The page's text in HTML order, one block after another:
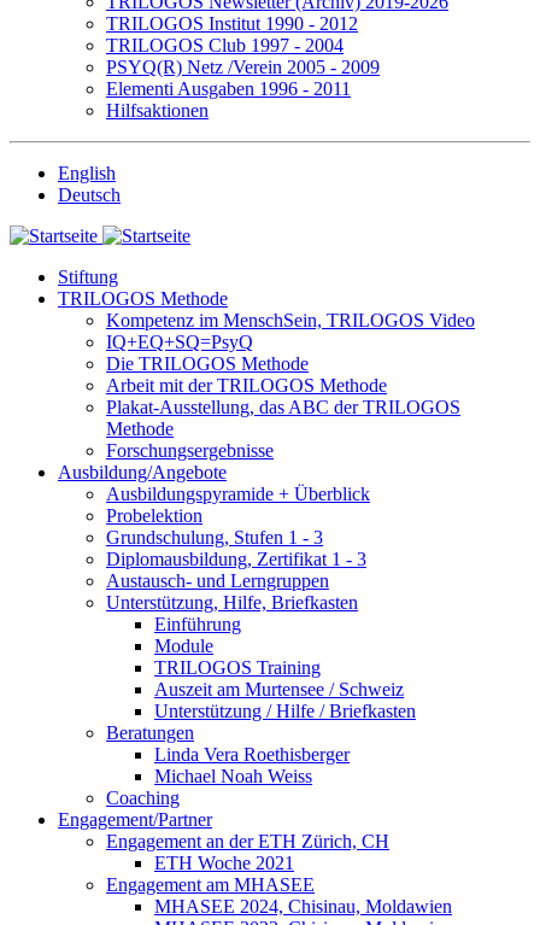
TRILOGOS Institut 1990 - 2012
TRILOGOS Club 1997 - 2004
PSYQ(R) Netz /Verein 2005 - 2009
Elementi Ausgaben 1996 - 2011
Hilfsaktionen
English
Deutsch
Stiftung
TRILOGOS Methode
Kompetenz im MenschSein, TRILOGOS Video
IQ+EQ+SQ=PsyQ
Die TRILOGOS Methode
Arbeit mit der TRILOGOS Methode
Plakat-Ausstellung, das ABC der TRILOGOS
Methode
Forschungsergebnisse
Ausbildung/Angebote
Ausbildungspyramide + Überblick
Probelektion
Grundschulung, Stufen 1 - 3
Diplomausbildung, Zertifikat 1 - 3
Austausch- und Lerngruppen
Unterstützung, Hilfe, Briefkasten
Einführung
Module
TRILOGOS Training
Auszeit am Murtensee / Schweiz
Unterstützung / Hilfe / Briefkasten
Beratungen
Linda Vera Roethisberger
Michael Noah Weiss
Coaching
Engagement/Partner
Engagement an der ETH Zürich, CH
ETH Woche 2021
Engagement am MHASEE
MHASEE 2024, Chisinau, Moldawien